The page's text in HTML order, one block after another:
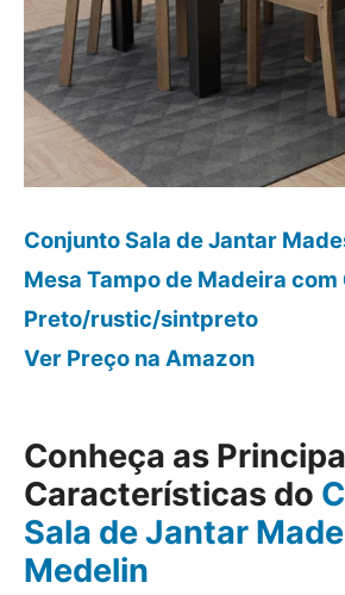
Conjunto Sala de Jantar
Mesa Tampo de Madeira com
Preto/rustic/sintpreto
Ver Preço na Amazon
Conheça as
Características do
Sala de Jantar
Medelin